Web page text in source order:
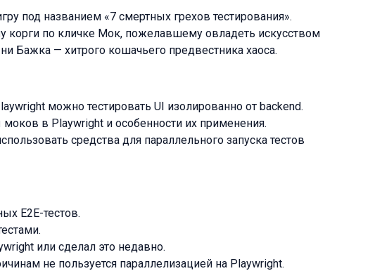
под названием «7 смертных грехов тестирования».
корги по кличке Мок, пожелавшему овладеть искусством
Бажка — хитрого кошачьего предвестника хаоса.
можно тестировать UI изолированно от backend.
в Playwright и особенности их применения.
средства для параллельного запуска тестов
E2E-тестов.
или сделал это недавно.
не пользуется параллелизацией на Playwright.